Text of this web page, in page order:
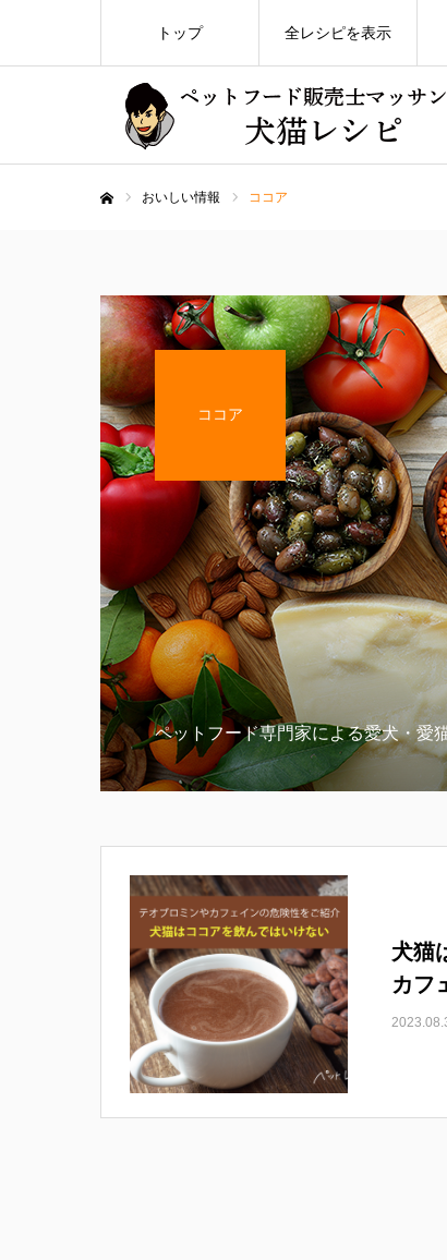
トップ 全レシピを表示
おいしい情報 ココア
ココア
ペットフード専門家による愛犬・愛
犬猫
カフ